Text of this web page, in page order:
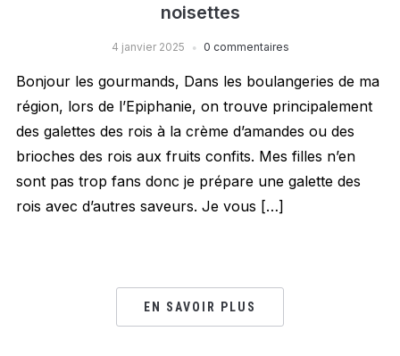
noisettes
4 janvier 2025 0 commentaires
Bonjour les gourmands, Dans les boulangeries de ma
région, lors de l’Epiphanie, on trouve principalement
des galettes des rois à la crème d’amandes ou des
brioches des rois aux fruits confits. Mes filles n’en
sont pas trop fans donc je prépare une galette des
rois avec d’autres saveurs. Je vous […]
EN SAVOIR PLUS